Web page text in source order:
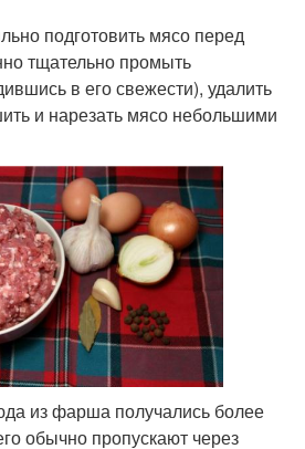
подготовить мясо перед
тщательно промыть
в его свежести), удалить
и нарезать мясо небольшими
из фарша получались более
обычно пропускают через